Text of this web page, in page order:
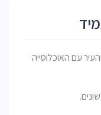
עם האוכלוסייה